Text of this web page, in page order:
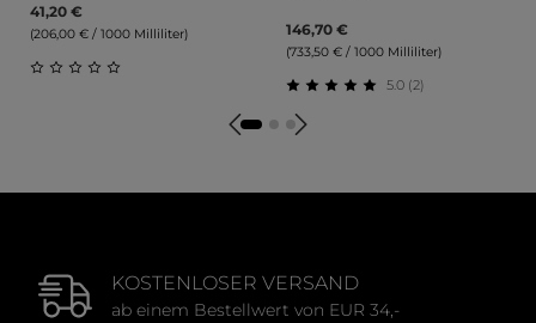
41,20 €
(206,00 € / 1000 Milliliter) 146,70 €
(733,50 € / 1000 Milliliter)
Durchschnittliche
5.0 (2)
KOSTENLOSER VERSAND
ab einem Bestellwert von EUR 34,-